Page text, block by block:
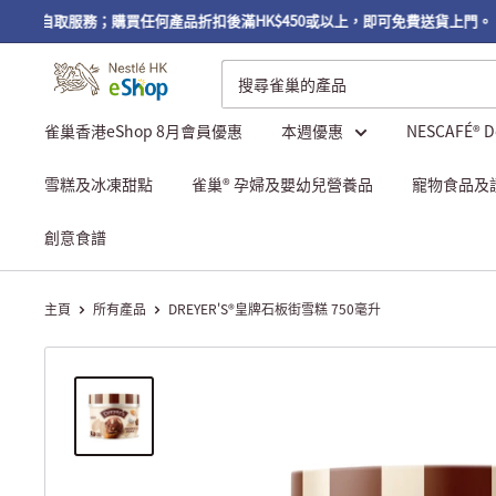
自取服務；購買任何產品折扣後滿HK$450或以上，即可免費送貨上門。
雀巢香港eShop 8月會員優惠 本週優惠 NESCAFÉ®
雪糕及冰凍甜點 雀巢® 孕婦及嬰幼兒營養品 寵物食品及
創意食譜
主頁 所有產品 DREYER'S®皇牌石板街雪糕 750毫升